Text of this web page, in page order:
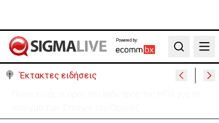
Powered by:
Search
Έκτακτες ειδήσεις